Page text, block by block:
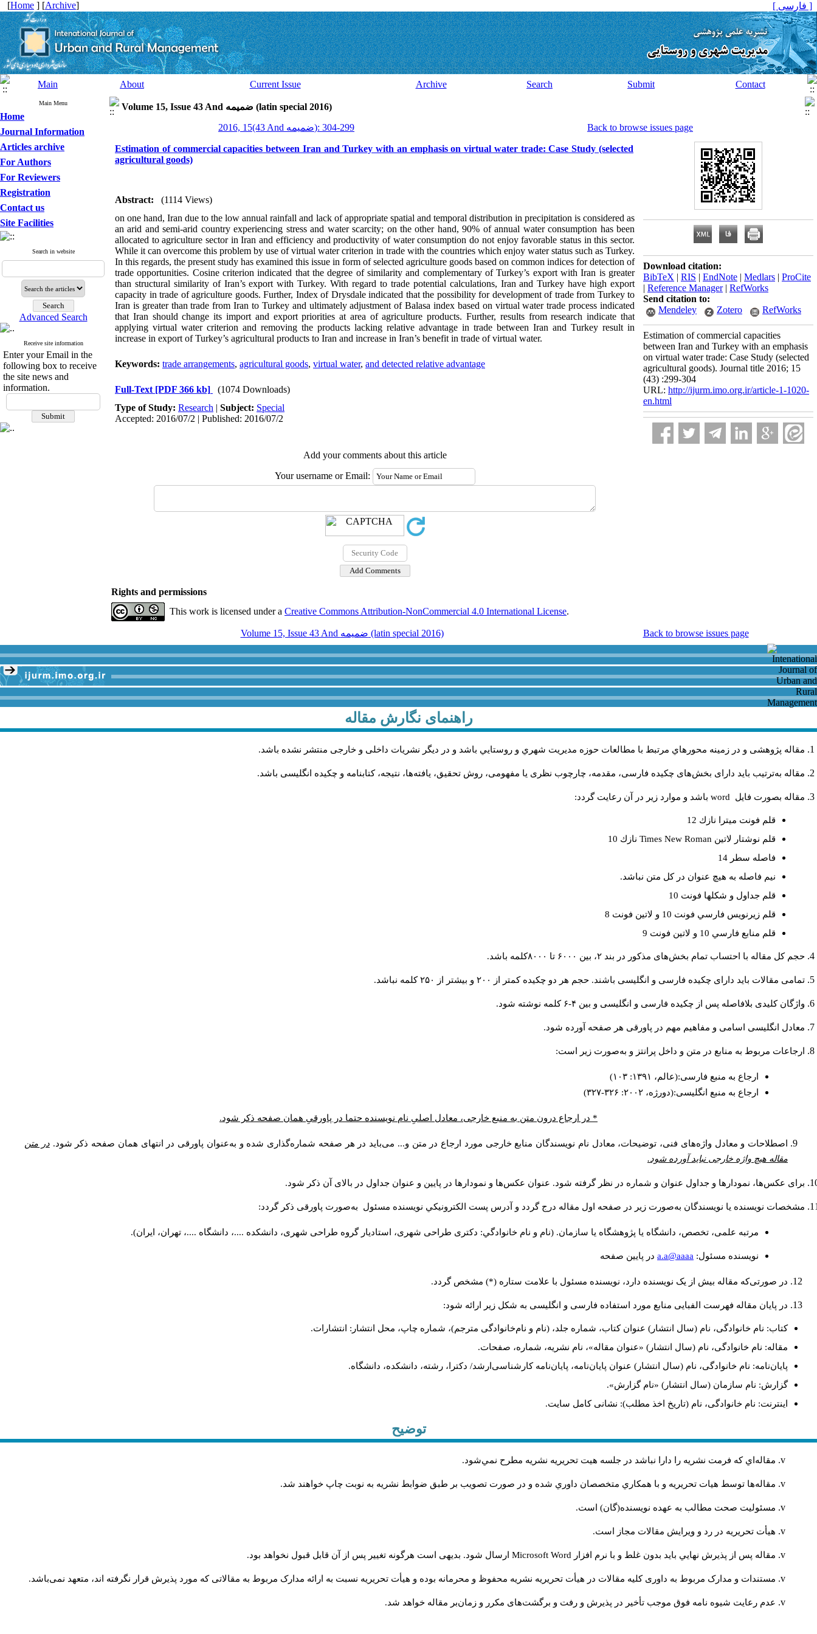
[Home ] [Archive] [ فارسی ]
Main About Current Issue Archive Search Submit Contact
Main Menu
Home
Journal Information
Articles archive
For Authors
For Reviewers
Registration
Contact us
Site Facilities
Search in website
Advanced Search
Receive site information
Enter your Email in the
following box to receive
the site news and
information.
Volume 15, Issue 43 And ضميمه (latin special 2016)
2016, 15(43 And ضميمه): 299-304
Back to browse issues page
Estimation of commercial capacities between Iran and Turkey with an emphasis on virtual water trade: Case Study (selected
agricultural goods)
Abstract:
(1114 Views)
on one hand, Iran due to the low annual rainfall and lack of appropriate spatial and temporal distribution in precipitation is considered as
an arid and semi-arid country experiencing stress and water scarcity; on the other hand, 90% of annual water consumption has been
allocated to agriculture sector in Iran and efficiency and productivity of water consumption do not enjoy favorable status in this sector.
While it can overcome this problem by use of virtual water criterion in trade with the countries which enjoy water status such as Turkey.
In this regards, the present study has examined this issue in form of selected agriculture goods based on common indices for detection of
trade opportunities. Cosine criterion indicated that the degree of similarity and complementary of Turkey’s export with Iran is greater
than structural similarity of Iran’s export with Turkey. With regard to trade potential calculations, Iran and Turkey have high export
capacity in trade of agriculture goods. Further, Index of Drysdale indicated that the possibility for development of trade from Turkey to
Iran is greater than trade from Iran to Turkey and ultimately adjustment of Balasa index based on virtual water trade process indicated
that Iran should change its import and export priorities at area of agriculture products. Further, results from research indicate that
applying virtual water criterion and removing the products lacking relative advantage in trade between Iran and Turkey result in
increase in export of Turkey’s agricultural products to Iran and increase in Iran’s benefit in trade of virtual water.
Keywords: trade arrangements, agricultural goods, virtual water, and detected relative advantage
Full-Text [PDF 366 kb]
(1074 Downloads)
Type of Study: Research | Subject: Special
Accepted: 2016/07/2 | Published: 2016/07/2
Add your comments about this article
Your username or Email:
Download citation:
BibTeX | RIS | EndNote | Medlars | ProCite
| Reference Manager| RefWorks
Send citation to:
Mendeley
Zotero RefWorks
Estimation of commercial capacities
between Iran and Turkey with an emphasis
on virtual water trade: Case Study (selected
agricultural goods). Journal title 2016; 15
(43) :299-304
URL: http://ijurm.imo.org.ir/article-1-1020-
en.html
Rights and permissions
This work is licensed under a Creative Commons Attribution-NonCommercial 4.0 International License.
Volume 15, Issue 43 And ضميمه (latin special 2016) Back to browse issues page
راهنمای نگارش مقاله
مقاله پژوهشی و در زمینه محورهاي مرتبط با مطالعات حوزه مديريت شهري و روستايي باشد و در دیگر نشریات داخلی و خارجی منتشر نشده باشد.
مقاله به‌ترتیب باید دارای بخش‌های چکیده فارسی، مقدمه، چارچوب نظری یا مفهومی، روش تحقیق، یافته‌ها، نتیجه، کتابنامه و چکیده انگلیسی باشد.
مقاله بصورت فايل word باشد و موارد زير در آن رعايت گردد:
قلم فونت ميترا نازك 12
قلم نوشتار لاتين Times New Roman نازك 10
فاصله سطر 14
نيم فاصله به هيچ عنوان در كل متن نباشد.
قلم جداول و شكلها فونت 10
قلم زيرنويس فارسي فونت 10 و لاتين فونت 8
قلم منابع فارسي 10 و لاتين فونت 9
حجم کل مقاله با احتساب تمام بخش‌های مذکور در بند ۲، بین ۶۰۰۰ تا ۸۰۰۰کلمه باشد.
تمامی مقالات باید دارای چکیده فارسی و انگلیسی باشند. حجم هر دو چکیده کمتر از ۲۰۰ و بیشتر از ۲۵۰ کلمه نباشد.
واژگان کلیدی بلافاصله پس از چکیده فارسی و انگلیسی و بین ۴-۶ کلمه نوشته شود.
معادل انگلیسی اسامی و مفاهیم مهم در پاورقی هر صفحه آورده شود.
ارجاعات مربوط به منابع در متن و داخل پرانتز و به‌صورت زیر است:
ارجاع به منبع فارسی:(عالم، ۱۳۹۱: ۱۰۳)
ارجاع به منبع انگلیسی:(دورژه، ۲۰۰۲: ۳۲۶-۳۲۷)
* در ارجاع درون متن به منبع خارجی، معادل اصلیِ نام نویسنده حتما در پاورقیِ همان صفحه ذکر شود.
اصطلاحات و معادل واژه‌های فنی، توضیحات، معادل نام نویسندگان منابع خارجی مورد ارجاع در متن و... می‌باید در هر صفحه شماره‌گذاری شده و به‌عنوان پاورقی در انتهای همان صفحه ذکر شود. در متن
مقاله هیچ واژه خارجی نباید آورده شود.
برای عکس‌ها، نمودارها و جداول عنوان و شماره در نظر گرفته شود. عنوان عکس‌ها و نمودارها در پایین و عنوان جداول در بالای آن ذکر شود.
مشخصات نویسنده یا نویسندگان به‌صورت زیر در صفحه اول مقاله درج گردد و آدرس پست الكترونيكي نويسنده مسئول به‌صورت پاورقی ذکر گردد:
مرتبه علمی، تخصص، دانشگاه یا پژوهشگاه یا سازمان. (نام و نام خانوادگي: دکتری طراحی شهری، استادیار گروه طراحی شهری، دانشکده ....، دانشگاه ....، تهران، ایران).
نويسنده مسئول: a.a@aaaa در پايين صفحه
در صورتی‌که مقاله بیش از یک نویسنده دارد، نویسنده مسئول با علامت ستاره (*) مشخص گردد.
در پایان مقاله فهرست الفبایی منابع مورد استفاده فارسی و انگلیسی به شکل زیر ارائه شود:
کتاب: نام خانوادگی، نام (سال انتشار) عنوان کتاب، شماره جلد، (نام و نام‌خانوادگی مترجم)، شماره چاپ، محل انتشار: انتشارات.
مقاله: نام خانوادگی، نام (سال انتشار) «عنوان مقاله»، نام نشریه، شماره، صفحات.
پایان‌نامه: نام خانوادگی، نام (سال انتشار) عنوان پایان‌نامه، پایان‌نامه کارشناسی‌ارشد/ دکترا، رشته، دانشکده، دانشگاه.
گزارش: نام سازمان (سال انتشار) «نام گزارش».
اینترنت: نام خانوادگی، نام (تاریخ اخذ مطلب): نشانی کامل سایت.
توضیح
مقاله‌اي كه فرمت نشريه را دارا نباشد در جلسه هيت تحريريه نشريه مطرح نمي‌شود.
مقاله‌ها توسط هیات تحريريه و با همکاري متخصصان داوري شده و در صورت تصويب بر طبق ضوابط نشريه به نوبت چاپ خواهند شد.
مسئوليت صحت مطالب به عهده نويسنده(گان) است.
هيأت تحريريه در رد و ويرايش مقالات مجاز است.
مقاله پس از پذيرش نهايي باید بدون غلط و با نرم افزار Microsoft Word ارسال شود. بدیهی است هرگونه تغییر پس از آن قابل قبول نخواهد بود.
مستندات و مدارک مربوط به داوری کلیه مقالات در هیأت تحریریه نشریه محفوظ و محرمانه بوده و هیأت تحریریه نسبت به ارائه مدارک مربوط به مقالاتی که مورد پذیرش قرار نگرفته اند، متعهد نمی‌باشد.
عدم رعایت شیوه نامه فوق موجب تأخیر در پذیرش و رفت و برگشت‌‌های مکرر و زمان‌بر مقاله خواهد شد.